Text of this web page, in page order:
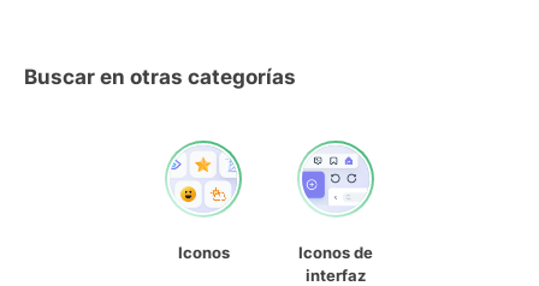
Buscar en otras categorías
Iconos
Iconos de
interfaz